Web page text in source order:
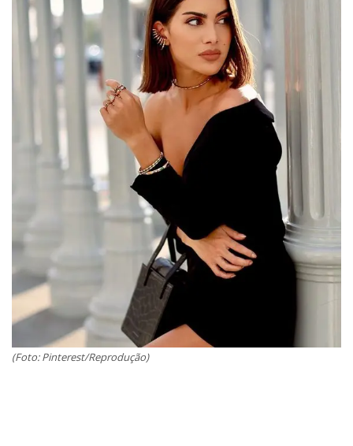
(Foto: Pinterest/Reprodução)